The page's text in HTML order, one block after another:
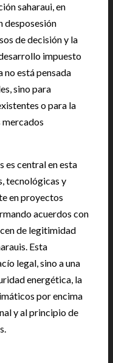
saharaui, en
desposesión
de decisión y la
impuesto
no está pensada
sino para
o para la
es central en esta
tecnológicas y
en proyectos
acuerdos con
de legitimidad
Esta
legal, sino a una
energética, la
por encima
y al principio de